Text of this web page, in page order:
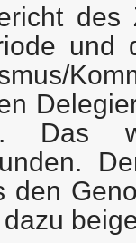
und
Das
den